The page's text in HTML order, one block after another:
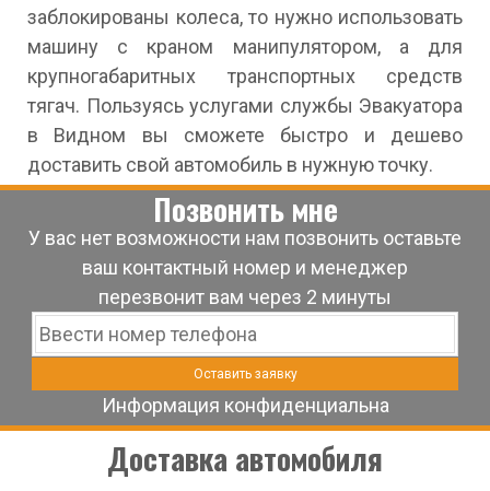
заблокированы колеса, то нужно использовать
машину с краном манипулятором, а для
крупногабаритных транспортных средств
тягач. Пользуясь услугами службы Эвакуатора
в Видном вы сможете быстро и дешево
доставить свой автомобиль в нужную точку.
Позвонить мне
У вас нет возможности нам позвонить оставьте
ваш контактный номер и менеджер
перезвонит вам через 2 минуты
Информация конфиденциальна
Доставка автомобиля